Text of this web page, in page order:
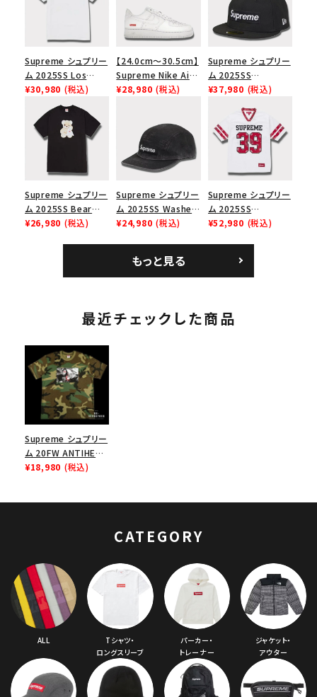
Supreme シュプリー
ム 2025SS Los
Angeles Fire Relief
Box Logo Tee ファ
イヤーリリーフボック
スロゴTシャツ ホワ
イト 白
¥30,980 (税込)
【24.0cm～30.5cm】
Supreme Nike Air
Force 1 Low シュプ
ューズ ホワイト
¥28,980 (税込)
Supreme シュプリー
ム 2025SS
Championship Box
チャンピオンシップボ
ックスロゴニューエラ
キャップ ブラック 黒
¥37,980 (税込)
Supreme シュプリー
ム 2025SS Bear
Tee ベア Tシャツ ブ
¥26,980 (税込)
Supreme シュプリー
ム 2025SS Washed
Chino Twill Camp
ブラック 黒
¥24,980 (税込)
Supreme シュプリー
ム 2025SS
Bandana Football
¥52,980 (税込)
もっと見る
最近チェックした商品
Supreme シュプリー
ム 20FW ANTIHERO
Ice Tee アンタイヒ
¥18,980 (税込)
CATEGORY
ALL
Tシャツ・
ロングスリーブ
パーカー・
トレーナー
ジャケット・
アウター